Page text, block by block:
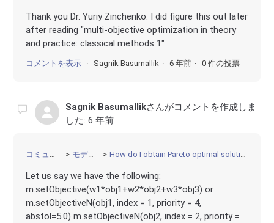
Thank you Dr. Yuriy Zinchenko. I did figure this out later
after reading "multi-objective optimization in theory
and practice: classical methods 1"
コメントを表示 Sagnik Basumallik 6 年前 0 件の投票
Sagnik Basumallikさんがコメントを作成しま
した:6 年前
モデリング How do I obtain Pareto optimal solutions in Gurobi?
Let us say we have the following:
m.setObjective(w1*obj1+w2*obj2+w3*obj3) or
m.setObjectiveN(obj1, index = 1, priority = 4,
abstol=5.0) m.setObjectiveN(obj2, index = 2, priority =